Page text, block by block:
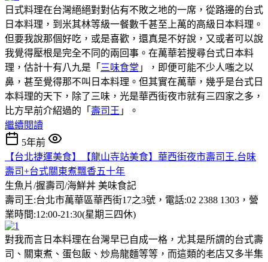
日式料理在台灣絕絕對對佔有不敗之地的一席，從路邊的台式
日本料理，到米其林等級一餐數千甚至上萬的高級日本料理。
但要我說那個好吃，或是喜歡，還真是不好說，又或者可以說
我覺得壓根是完全不同的兩回事。在萬華若搜尋台式日本料
理，估計十有八九是「 三味食堂 」，即便可能不少人嗤之以
鼻，甚至覺得那不叫日本料理。但其實在萬華，幾乎是台式日
本料理的天下，除了三味，光是華西街夜市就有三四家之多，
比方早前介紹過的「 壽司王 」。
繼續閱讀
5年前
【台北捷運美食】【龍山寺站美食】華西街夜市壽司王.台味
壽司+台式關東煮飄香五十年
生魚片/握壽司/海鮮丼 美味食記
壽司王:台北市萬華區華西街17之3號，電話:02 2388 1303，營
業時間:12:00-21:30(星期三四休)
對我而言日本料理在台灣早已自成一格，尤其是所謂的台式壽
司、關東煮、蛋包飯、炒烏龍麵等等，而這類的老店又多半集